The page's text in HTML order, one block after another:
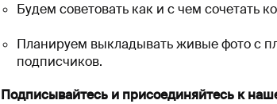
Будем советовать как и с чем сочетать
Планируем выкладывать живые фото с
подписчиков.
Подписывайтесь и присоединяйтесь к